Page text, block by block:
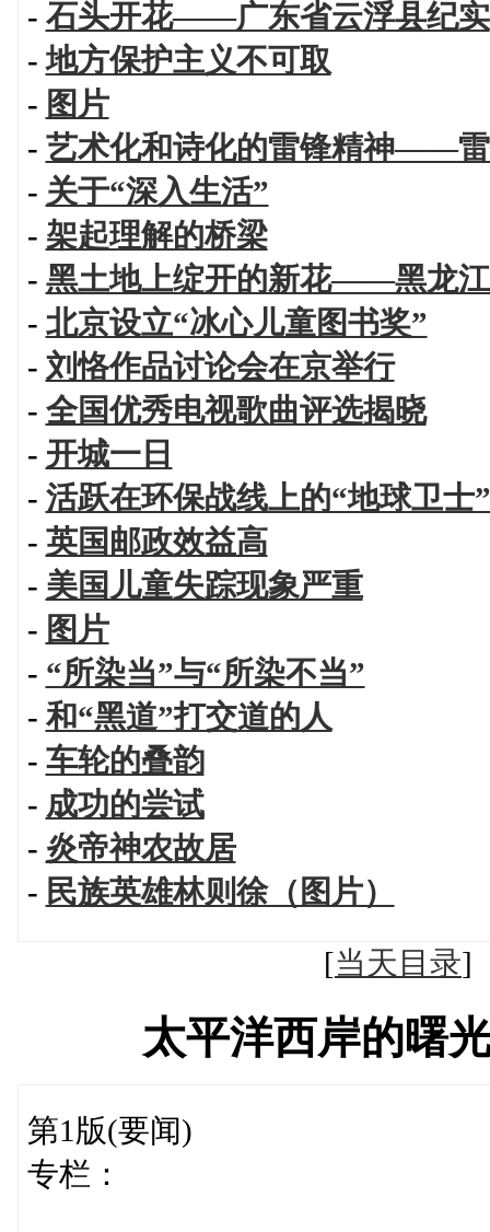
- 石头开花——广东省云浮县纪实
-地方保护主义不可取
- 图片
- 艺术化和诗化的雷锋精神——
- 关于“深入生活”
- 架起理解的桥梁
- 黑土地上绽开的新花——黑龙
- 北京设立“冰心儿童图书奖”
- 刘恪作品讨论会在京举行
- 全国优秀电视歌曲评选揭晓
- 开城一日
- 活跃在环保战线上的“地球卫士”
- 英国邮政效益高
- 美国儿童失踪现象严重
- 图片
- “所染当”与“所染不当”
- 和“黑道”打交道的人
- 车轮的叠韵
- 成功的尝试
- 炎帝神农故居
- 民族英雄林则徐（图片）
[当天目录
太平洋西岸的曙
第1版(要闻)
专栏：